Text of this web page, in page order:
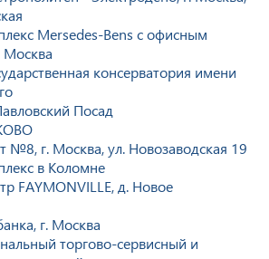
Mersedes-Bens с офисным
консерватория имени
Посад
№8, г. Москва, ул. Новозаводская 19
в Коломне
FAYMONVILLE, д. Новое
г. Москва
торгово-сервисный и